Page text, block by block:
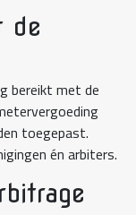
de
bereikt met de
toegepast.
én arbiters.